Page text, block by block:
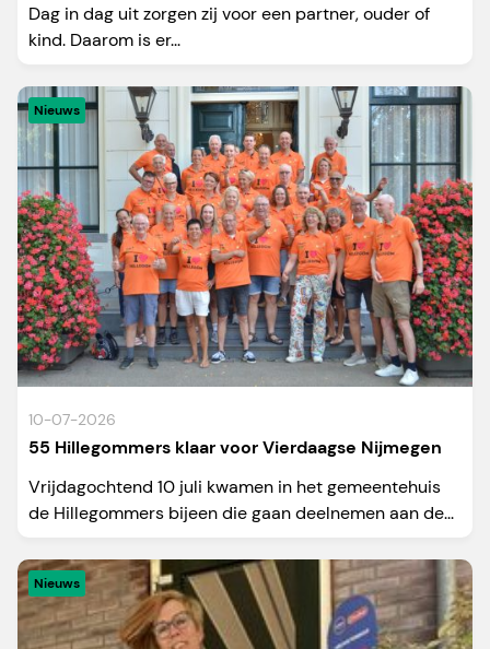
Dag in dag uit zorgen zij voor een partner, ouder of
kind. Daarom is er...
Nieuws
10-07-2026
55 Hillegommers klaar voor Vierdaagse Nijmegen
Vrijdagochtend 10 juli kwamen in het gemeentehuis
de Hillegommers bijeen die gaan deelnemen aan de...
Nieuws